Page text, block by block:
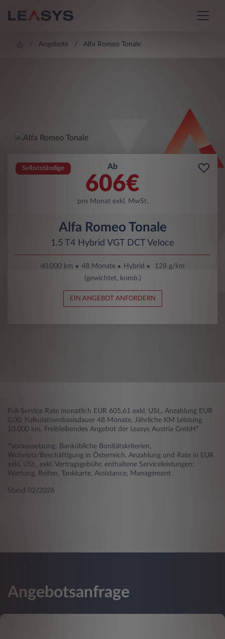
Angebote Alfa Romeo Tonale
Selbstständige Ab
606€
pro Monat exkl. MwSt.
Alfa Romeo Tonale
1.5 T4 Hybrid VGT DCT Veloce
40.000 km 48 Monate Hybrid
128 g/km
(gewichtet, komb.)
EIN ANGEBOT ANFORDERN
Full-Service Rate monatlich EUR 605,61 exkl. USt., Anzahlung EUR
0,00, Kalkulationsbasisdauer 48 Monate, Jährliche KM Leistung
10.000 km. Freibleibendes Angebot der Leasys Austria GmbH*
*Voraussetzung: Bankübliche Bonitätskriterien,
Wohnsitz/Beschäftigung in Österreich. Anzahlung und Rate in EUR
exkl. USt., exkl. Vertragsgebühr, enthaltene Serviceleistungen:
Wartung, Reifen, Tankkarte, Assistance, Management
Stand 02/2026
Angebotsanfrage